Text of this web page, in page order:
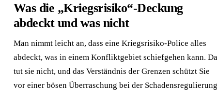
Was die „Kriegsrisiko“-Deckung
abdeckt und was nicht
Man nimmt leicht an, dass eine Kriegsrisiko-Police alles
abdeckt, was in einem Konfliktgebiet schiefgehen kann.
tut sie nicht, und das Verständnis der Grenzen schützt Sie
vor einer bösen Überraschung bei der